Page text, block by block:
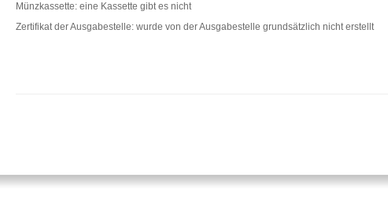
Münzkassette: eine Kassette gibt es nicht
Zertifikat der Ausgabestelle: wurde von der Ausgabestelle grundsätzlich nicht erstellt